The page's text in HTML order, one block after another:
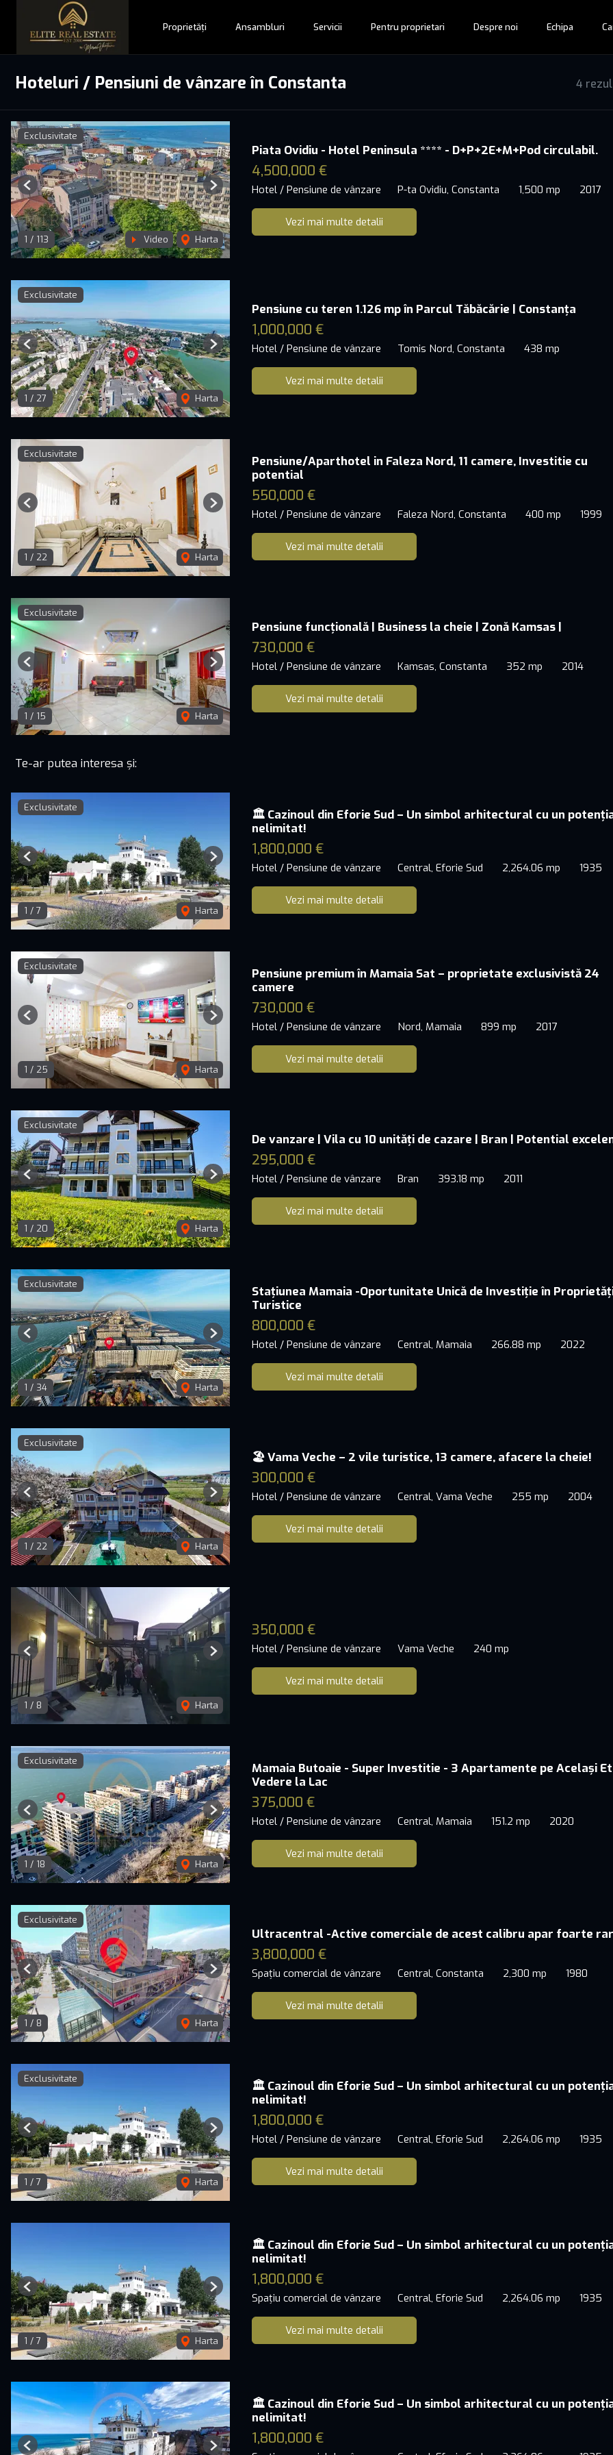
Proprietăți Ansambluri Servicii Pentru proprietari Despre noi Echipa
4
Hoteluri / Pensiuni de vânzare în Constanta
Exclusivitate
1 / 113 Video Harta
Previous Next
Piata Ovidiu - Hotel Peninsula **** - D+P+2E+M+Pod circulabil.
4,500,000 €
Hotel / Pensiune de vânzare P-ta Ovidiu, Constanta 1,500 mp 2017
Vezi mai multe detalii
Exclusivitate
1 / 27 Harta
Previous Next
Pensiune cu teren 1.126 mp în Parcul Tăbăcărie | Constanța
1,000,000 €
Hotel / Pensiune de vânzare Tomis Nord, Constanta 438 mp
Vezi mai multe detalii
Exclusivitate
1 / 22 Harta
Previous Next
Pensiune/Aparthotel in Faleza Nord, 11 camere, Investitie cu
potential
550,000 €
Hotel / Pensiune de vânzare Faleza Nord, Constanta 400 mp 1999
Vezi mai multe detalii
Exclusivitate
1 / 15 Harta
Previous Next
Pensiune funcțională | Business la cheie | Zonă Kamsas |
730,000 €
Hotel / Pensiune de vânzare Kamsas, Constanta 352 mp 2014
Vezi mai multe detalii
Te-ar putea interesa și:
Exclusivitate
1 / 7 Harta
Previous Next
🏛️ Cazinoul din Eforie Sud – Un simbol arhitectural cu un
nelimitat!
1,800,000 €
Hotel / Pensiune de vânzare Central, Eforie Sud 2,264.06 mp 1935
Vezi mai multe detalii
Exclusivitate
1 / 25 Harta
Previous Next
Pensiune premium în Mamaia Sat – proprietate exclusivistă 24
camere
730,000 €
Hotel / Pensiune de vânzare Nord, Mamaia 899 mp 2017
Vezi mai multe detalii
Exclusivitate
1 / 20 Harta
Previous Next
De vanzare | Vila cu 10 unități de cazare | Bran | Potential
295,000 €
Hotel / Pensiune de vânzare Bran 393.18 mp 2011
Vezi mai multe detalii
Exclusivitate
1 / 34 Harta
Previous Next
Stațiunea Mamaia -Oportunitate Unică de Investiție în
Turistice
800,000 €
Hotel / Pensiune de vânzare Central, Mamaia 266.88 mp 2022
Vezi mai multe detalii
Exclusivitate
1 / 22 Harta
Previous Next
🏖️ Vama Veche – 2 vile turistice, 13 camere, afacere la cheie!
300,000 €
Hotel / Pensiune de vânzare Central, Vama Veche 255 mp 2004
Vezi mai multe detalii
1 / 8 Harta
Previous Next
350,000 €
Hotel / Pensiune de vânzare Vama Veche 240 mp
Vezi mai multe detalii
Exclusivitate
1 / 18 Harta
Previous Next
Mamaia Butoaie - Super Investitie - 3 Apartamente pe Același
Vedere la Lac
375,000 €
Hotel / Pensiune de vânzare Central, Mamaia 151.2 mp 2020
Vezi mai multe detalii
Exclusivitate
1 / 8 Harta
Previous Next
Ultracentral -Active comerciale de acest calibru apar foarte
3,800,000 €
Spațiu comercial de vânzare Central, Constanta 2,300 mp 1980
Vezi mai multe detalii
Exclusivitate
1 / 7 Harta
Previous Next
🏛️ Cazinoul din Eforie Sud – Un simbol arhitectural cu un
nelimitat!
1,800,000 €
Hotel / Pensiune de vânzare Central, Eforie Sud 2,264.06 mp 1935
Vezi mai multe detalii
1 / 7 Harta
Previous Next
🏛️ Cazinoul din Eforie Sud – Un simbol arhitectural cu un
nelimitat!
1,800,000 €
Spațiu comercial de vânzare Central, Eforie Sud 2,264.06 mp 1935
Vezi mai multe detalii
Previous Next
🏛️ Cazinoul din Eforie Sud – Un simbol arhitectural cu un
nelimitat!
1,800,000 €